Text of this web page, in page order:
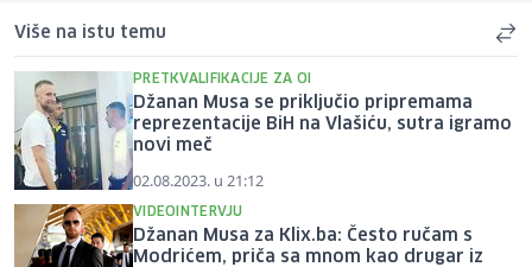
Više na istu temu
PRETKVALIFIKACIJE ZA OI
Džanan Musa se priključio pripremama
reprezentacije BiH na Vlašiću, sutra igramo
novi meč
02.08.2023. u 21:12
VIDEOINTERVJU
Džanan Musa za Klix.ba: Često ručam s
Modrićem, priča sa mnom kao drugar iz